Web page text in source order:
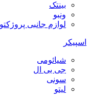
بینتک
ونبو
لوازم جانبی پروژکتور
اسپیکر
شیائومی
جی بی ال
سونی
لیتو